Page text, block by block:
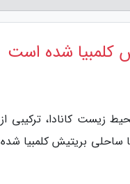
کلمبیا شده است
زیست کانادا، ترکیبی از
ساحلی بریتیش کلمبیا شده